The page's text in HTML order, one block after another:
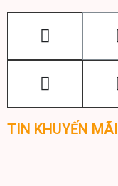
TIN KHUYẾN MÃI